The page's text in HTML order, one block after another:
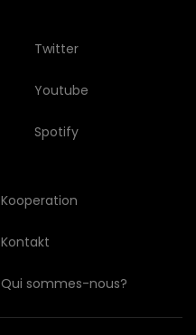
Twitter
Youtube
Spotify
Kooperation
Kontakt
Qui sommes-nous?